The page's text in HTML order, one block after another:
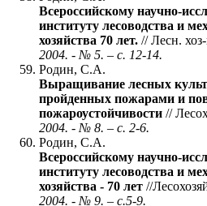
Всероссийскому научно-
институту лесоводства и
хозяйства 70 лет. // Лесн.
2004. - № 5. – с. 12-14.
Родин, С.А.
Выращивание лесных
пройденных пожарами и
пожароустойчивости //
2004. - № 8. – с. 2-6.
Родин, С.А.
Всероссийскому научно-
институту лесоводства и
хозяйства - 70 лет //
2004. - № 9. – с.5-9.